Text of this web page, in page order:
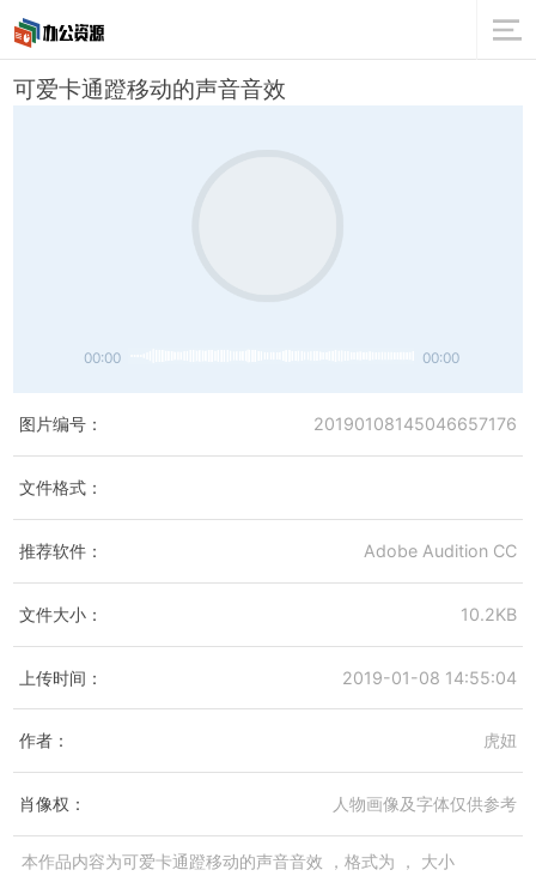
可爱卡通蹬移动的声音音效
00:00 00:00
图片编号： 20190108145046657176
文件格式：
推荐软件： Adobe Audition CC
文件大小： 10.2KB
上传时间： 2019-01-08 14:55:04
作者： 虎妞
肖像权： 人物画像及字体仅供参考
本作品内容为可爱卡通蹬移动的声音音效 ，格式为
， 大小